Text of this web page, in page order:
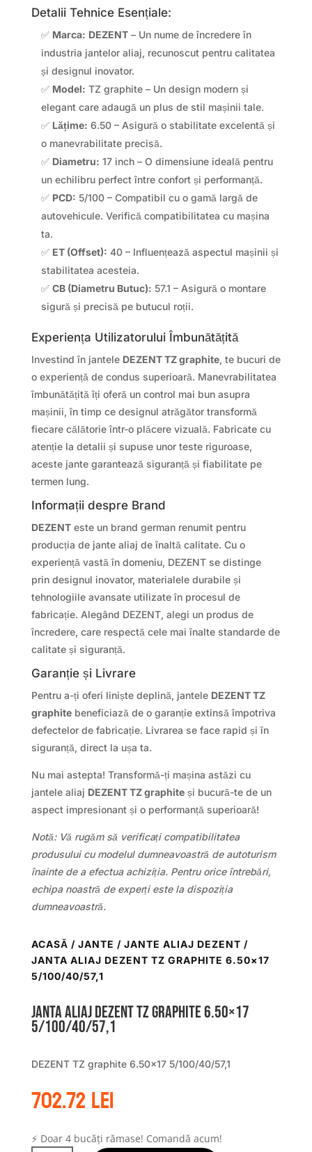
Detalii Tehnice Esențiale:
✅ Marca: DEZENT– Un nume de încredere în
industria jantelor aliaj, recunoscut pentru calitatea
și designul inovator.
✅ Model: TZ graphite – Un design modern și
elegant care adaugă un plus de stil mașinii tale.
✅ Lățime: 6.50 – Asigură o stabilitate excelentă și
o manevrabilitate precisă.
✅ Diametru: 17 inch – O dimensiune ideală pentru
un echilibru perfect între confort și performanță.
✅ PCD: 5/100 – Compatibil cu o gamă largă de
autovehicule. Verifică compatibilitatea cu mașina
ta.
✅ ET (Offset): 40 – Influențează aspectul mașinii și
stabilitatea acesteia.
✅ CB (Diametru Butuc): 57.1 – Asigură o montare
sigură și precisă pe butucul roții.
Experiența Utilizatorului Îmbunătățită
Investind în jantele DEZENT TZ graphite, te bucuri de
o experiență de condus superioară. Manevrabilitatea
îmbunătățită îți oferă un control mai bun asupra
mașinii, în timp ce designul atrăgător transformă
fiecare călătorie într-o plăcere vizuală. Fabricate cu
atenție la detalii și supuse unor teste riguroase,
aceste jante garantează siguranță și fiabilitate pe
termen lung.
Informații despre Brand
DEZENTeste un brand german renumit pentru
producția de jante aliaj de înaltă calitate. Cu o
experiență vastă în domeniu, DEZENT se distinge
prin designul inovator, materialele durabile și
tehnologiile avansate utilizate în procesul de
fabricație. Alegând DEZENT, alegi un produs de
încredere, care respectă cele mai înalte standarde de
calitate și siguranță.
Garanție și Livrare
Pentru a-ți oferi liniște deplină, jantele DEZENT TZ
graphitebeneficiază de o garanție extinsă împotriva
defectelor de fabricație. Livrarea se face rapid și în
siguranță, direct la ușa ta.
Nu mai astepta! Transformă-ți mașina astăzi cu
jantele aliaj DEZENT TZ graphiteși bucură-te de un
aspect impresionant și o performanță superioară!
Notă: Vă rugăm să verificați compatibilitatea
produsului cu modelul dumneavoastră de autoturism
înainte de a efectua achiziția. Pentru orice întrebări,
echipa noastră de experți este la dispoziția
dumneavoastră.
ACASĂ / JANTE / JANTE ALIAJ DEZENT /
JANTA ALIAJ DEZENT TZ GRAPHITE 6.50×17
5/100/40/57,1
Janta aliaj DEZENT TZ graphite 6.50×17
5/100/40/57,1
DEZENT TZ graphite 6.50×17 5/100/40/57,1
702.72lei
⚡ Doar 4 bucăți rămase! Comandă acum!